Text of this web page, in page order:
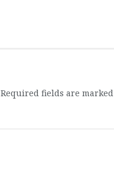
Required fields are marked